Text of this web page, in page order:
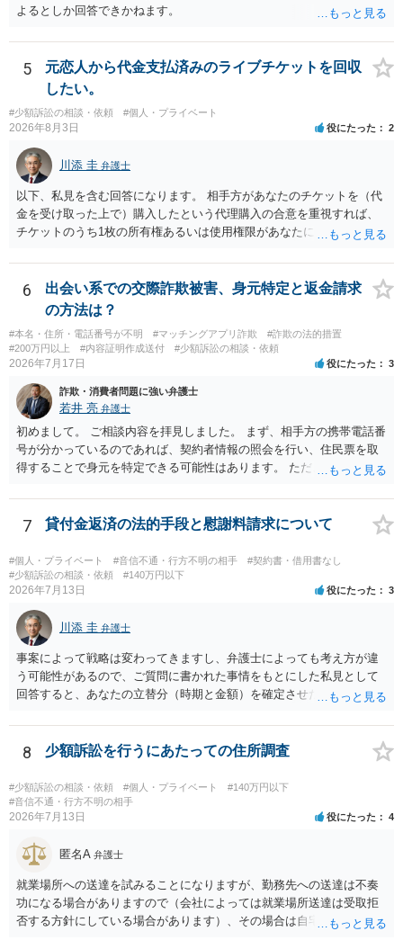
よるとしか回答できかねます。
5
元恋人から代金支払済みのライブチケットを回収
したい。
#少額訴訟の相談・依頼 #個人・プライベート
2026年8月3日 役にたった 2
川添 圭 弁護士
以下、私見を含む回答になります。 相手方があなたのチケットを（代
金を受け取った上で）購入したという代理購入の合意を重視すれば、
チケットのうち1枚の所有権あるいは使用権限があなたにあり、チケッ
す。 一方、このチケット購入には「相手方と一緒に行く」という合意
も付随していたことを無視することができません。こちらを重視すれ
ば、交際を終了させたことにより「一緒に行く」という結果の実現に
重大な障害が発生しており、当然にチケットを引き渡すべきといえる
かは微妙であり、むしろ返金すべきとするのが当事者の合理的意思に
合致するのではないか、という判断に傾くことになると思います。 例
隣り合わせになることは避けたいという心理が働くことも無理からぬ
ところです。一方、チケットがエリア指定のアリーナ席であれば隣り
合わせにならずに済むかもしれませんし、そのチケットが入手困難で
あったり特別席であったりすれば、判断は変わってくるかもしれませ
ん。当該チケットがチケット転売防止法に規定する特定興行入場券に
外に選択肢がない場合もあるでしょう。 このように、本件の紛争は、
法的には「当事者の合理的意思」がどこにあるのかを追求した解決が
必要になると思われます。なかなか難しい問題なので、弁護士によっ
ても回答は異なるかもしれません。
6
出会い系での交際詐欺被害、身元特定と返金請求
の方法は？
#本名・住所・電話番号が不明 #マッチングアプリ詐欺
#詐欺の法的措置
#200万円以上
#内容証明作成送付 #少額訴訟の相談・依頼
2026年7月17日 役にたった 3
詐欺・消費者問題に強い弁護士
若井 亮 弁護士
初めまして。 ご相談内容を拝見しました。 まず、相手方の携帯電話番
号が分かっているのであれば、契約者情報の照会を行い、住民票を取
得することで身元を特定できる可能性はあります。 ただ、他人名義の
ろです。 LINEについても、詐欺の事案であれば照会できる可能性はあ
りますが、携帯電話の番号を経由する方法より難しくなります。 身元
を特定した後は、返金の理屈があるかどうかを確認していきます。 基
本的に贈与に該当する場合には返金請求ができません。 詐欺を含め、
当方に返金の理屈があるかどうかを確認していきます。 さらに、渡し
た金額について、裏付けがあるかどうかも精査します。 上記を経て、
身元の特定、返金の理屈があると判断できるのであれば、まずは交渉
からスタートすることになるでしょう。 ご理解のとおり、詐欺である
ことの立証は簡単ではありません。 刑事事件化が出来るのであれば、
返金交渉で有利になる可能性がありますが、民事上の詐欺の立証以上
に難しいところがあります。 こちらについては、一度、最寄りの警察
署に被害相談をするようにしてください。 具体的な見通しに関して
7 貸付金返済の法的手段と慰謝料請求について
#個人・プライベート #音信不通・行方不明の相手
#契約書・借用書なし
#少額訴訟の相談・依頼
#140万円以下
2026年7月13日 役にたった 3
川添 圭 弁護士
事案によって戦略は変わってきますし、弁護士によっても考え方が違
う可能性があるので、ご質問に書かれた事情をもとにした私見として
回答すると、あなたの立替分（時期と金額）を確定させた上で、淡々
と、もし異議申立てがなされる可能性が高そうであれば時間の浪費
（通常訴訟へ移行する日数分空転する）になりますし、支払督促及び
その異議後の通常訴訟は相手方の住所地が管轄裁判所になるため（特
に相手方が遠方である場合は）対応が面倒な場合があるからです。相
手方の主張については、和解で減額を考慮すればよいと思います。 な
お、残念ながら、「連絡も返ってこず、返済の目処も立たずで精神的
せん。
8 少額訴訟を行うにあたっての住所調査
#少額訴訟の相談・依頼 #個人・プライベート
#140万円以下
#音信不通・行方不明の相手
2026年7月13日 役にたった 4
匿名A 弁護士
就業場所への送達を試みることになりますが、勤務先への送達は不奏
功になる場合がありますので（会社によっては就業場所送達は受取拒
否する方針にしている場合があります）、その場合は自宅の住所調査